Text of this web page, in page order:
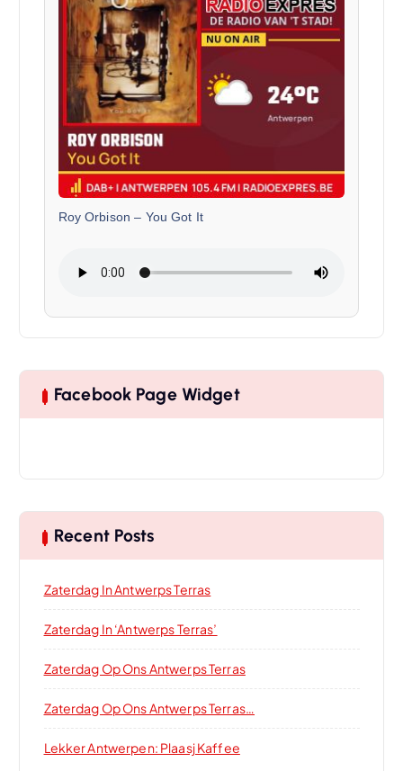
Roy Orbison – You Got It
Facebook Page Widget
Recent Posts
Zaterdag In Antwerps Terras
Zaterdag In ‘Antwerps Terras’
Zaterdag Op Ons Antwerps Terras
Zaterdag Op Ons Antwerps Terras…
Lekker Antwerpen: Plaasj Kaffee